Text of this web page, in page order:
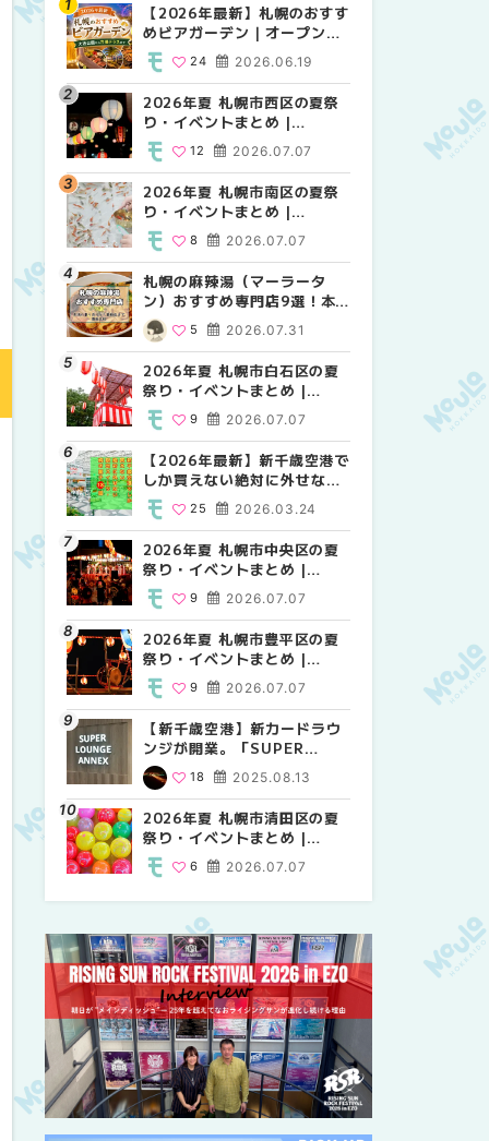
【2026年最新】札幌のおすす
めビアガーデン｜オープン日
順に徹底紹介！大通公園から
穴場テラスまで | MouLa
HOKKAIDO
2026.06.19
24
2026年夏 札幌市西区の夏祭
り・イベントまとめ |
MouLa HOKKAIDO
2026.07.07
12
2026年夏 札幌市南区の夏祭
り・イベントまとめ |
MouLa HOKKAIDO
2026.07.07
8
札幌の麻辣湯（マーラータ
ン）おすすめ専門店9選！本
場の量り売りから最新店まで
徹底比較 | MouLa
HOKKAIDO
2026.07.31
5
2026年夏 札幌市白石区の夏
祭り・イベントまとめ |
MouLa HOKKAIDO
2026.07.07
9
【2026年最新】新千歳空港で
しか買えない絶対に外せない
限定スイーツ・焼き菓子18選
| MouLa HOKKAIDO
2026.03.24
25
2026年夏 札幌市中央区の夏
祭り・イベントまとめ |
MouLa HOKKAIDO
2026.07.07
9
2026年夏 札幌市豊平区の夏
祭り・イベントまとめ |
MouLa HOKKAIDO
2026.07.07
9
【新千歳空港】新カードラウ
ンジが開業。「SUPER
LOUNGE ANNEX（スーパー
ラウンジアネックス）」をご
紹介！！ | MouLa
HOKKAIDO
2025.08.13
18
2026年夏 札幌市清田区の夏
祭り・イベントまとめ |
MouLa HOKKAIDO
2026.07.07
6
【2026年最新】札幌のおすす
めビアガーデン｜オープン日
穴場テラスまで | MouLa
HOKKAIDO
24
2026年夏 札幌市西区の夏祭
り・イベントまとめ |
12
2026年夏 札幌市北区の夏祭
り・イベントまとめ |
9
2026年夏 札幌市手稲区の夏
祭り・イベントまとめ |
10
2026年夏 札幌市白石区の夏
祭り・イベントまとめ |
9
2026年夏 札幌市南区の夏祭
り・イベントまとめ |
8
2026年夏 札幌市清田区の夏
祭り・イベントまとめ |
6
2026年夏 札幌市豊平区の夏
祭り・イベントまとめ |
9
2026年夏 札幌市中央区の夏
祭り・イベントまとめ |
9
2026年夏 恵庭市・千歳市の
夏祭り・イベントまとめ |
9
【2026年最新】札幌のおすす
めビアガーデン｜オープン日
穴場テラスまで | MouLa
HOKKAIDO
24
2026年夏 札幌市北区の夏祭
り・イベントまとめ |
9
2026年夏 札幌市西区の夏祭
り・イベントまとめ |
12
2026年夏 札幌市白石区の夏
祭り・イベントまとめ |
9
2026年夏 札幌市手稲区の夏
祭り・イベントまとめ |
10
2026年夏 札幌市清田区の夏
祭り・イベントまとめ |
6
札幌の麻辣湯（マーラータ
ン）おすすめ専門店6選！本
徹底比較 | MouLa
HOKKAIDO
5
【2026年最新】新千歳空港で
しか買えない絶対に外せない
限定スイーツ・焼き菓子18選
| MouLa HOKKAIDO
25
【新千歳空港】新カードラウ
ンジが開業。「SUPER
ラウンジアネックス）」をご
紹介！！ | MouLa
HOKKAIDO
18
2026年夏 札幌市豊平区の夏
祭り・イベントまとめ |
9